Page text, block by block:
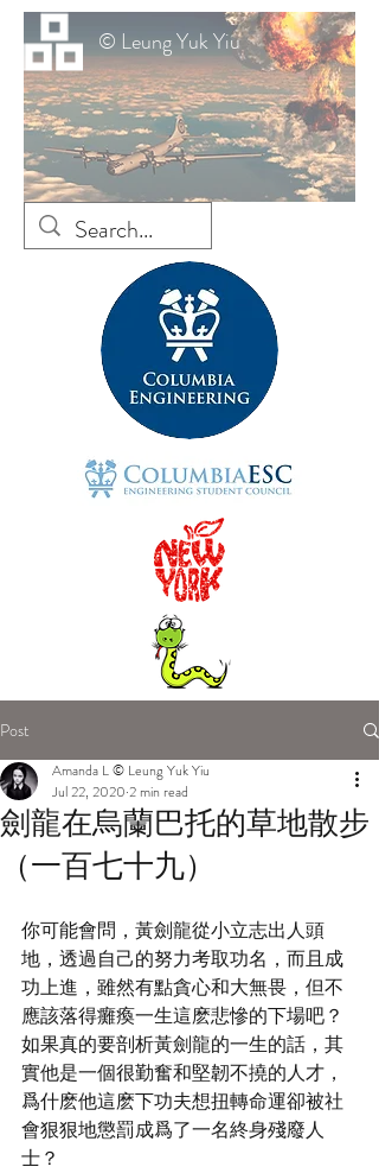
© Leung Yuk Yiu
Post
劍龍在烏蘭巴托的草地散步
（一百七十九）
Amanda L © Leung Yuk Yiu
Jul 22, 2020 2 min read
你可能會問，黃劍龍從小立志出人頭
地，透過自己的努力考取功名，而且成
功上進，雖然有點貪心和大無畏，但不
應該落得癱瘓一生這麽悲慘的下場吧？
如果真的要剖析黃劍龍的一生的話，其
實他是一個很勤奮和堅韌不撓的人才，
爲什麽他這麽下功夫想扭轉命運卻被社
會狠狠地懲罰成爲了一名終身殘廢人
士？